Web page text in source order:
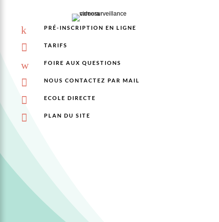
k PRÉ-INSCRIPTION EN LIGNE
 TARIFS
w FOIRE AUX QUESTIONS
 NOUS CONTACTEZ PAR MAIL
 ECOLE DIRECTE
 PLAN DU SITE